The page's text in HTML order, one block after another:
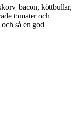
bacon, köttbullar,
tomater och
så en god